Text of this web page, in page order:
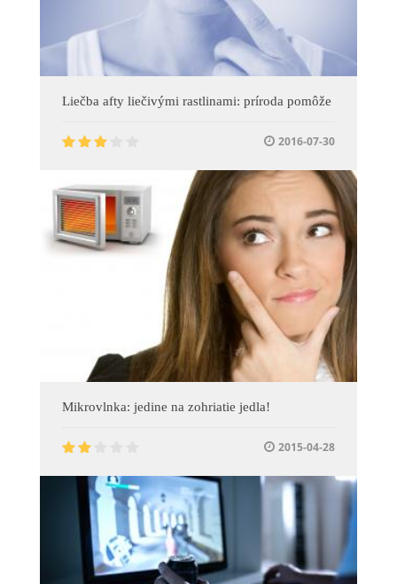
Liečba afty liečivými rastlinami: príroda pomôže
2016-07-30
Mikrovlnka: jedine na zohriatie jedla!
2015-04-28